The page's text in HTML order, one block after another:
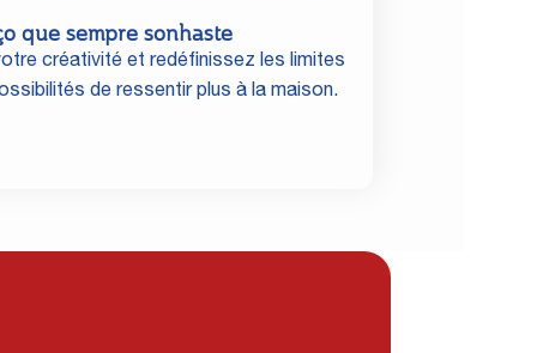
que sempre sonhaste
créativité et redéfinissez les limites
de ressentir plus à la maison.